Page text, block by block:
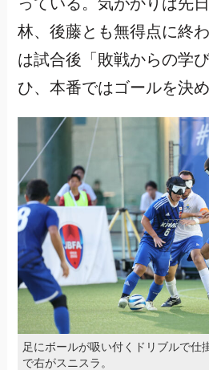
林、後藤とも無得点に終
は試合後「敗戦からの学
ひ、本番ではゴールを決め
足にボールが吸い付くドリブルで仕
で右がスニスラ。